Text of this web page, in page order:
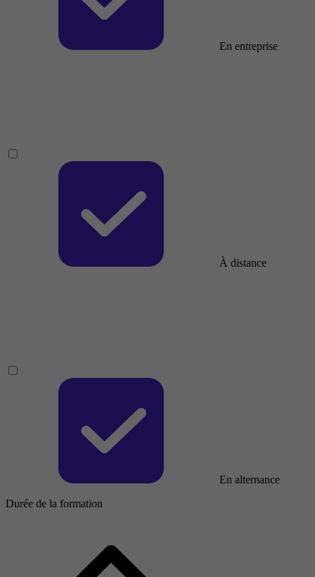
En entreprise
À distance
En alternance
Durée de la formation